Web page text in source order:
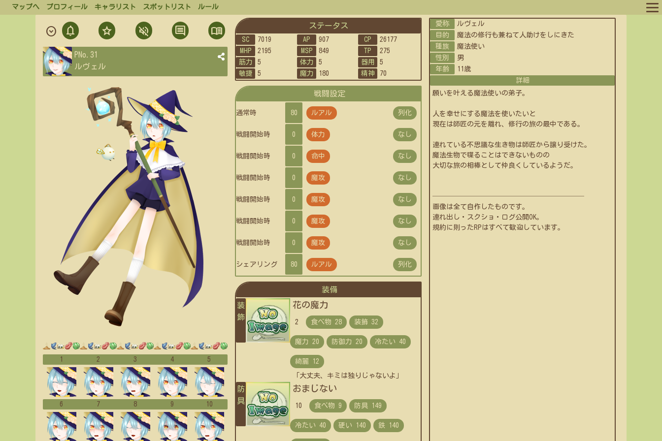
マップへ プロフィール キャラリスト スポットリスト ルール
ログイン
expand_circle_down notifications
通
知
star
フ
ロ
volume_off
ミ
comment
発
menu_book
結
果
PNo.31
ルヴェル
1 2 3 4 5
6 7 8 9 10
ステータス
SC 7019 AP 907 CP
26177
MHP
2195 MSP 849 TP
275
筋力
5 体力 5 器用
5
敏捷
5 魔力 180 精神 70
戦闘設定
通常時 80 ルアル 列化
戦闘開始時 0 体力 なし
戦闘開始時 0 命中 なし
戦闘開始時 0 魔攻 なし
戦闘開始時 0 魔攻 なし
戦闘開始時 0 魔攻 なし
戦闘開始時 0 魔攻 なし
シェアリング 80 ルアル 列化
装備
装
飾
花の魔力
2
「大丈夫、キミは独りじゃないよ」
防
具
おまじない
10
愛称
ルヴェル
目的
魔法の修行も兼ねて人助けをしにきた
種族
魔法使い
性別
男
年齢
11歳
詳細
願いを叶える魔法使いの弟子。
人を幸せにする魔法を使いたいと
現在は師匠の元を離れ、修行の旅の最中である。
連れている不思議な生き物は師匠から譲り受けた。
魔法生物で喋ることはできないものの
大切な旅の相棒として仲良くしているようだ。
──────────────────────
画像は全て自作したものです。
連れ出し・スクショ・ログ公開OK。
規約に則ったRPはすべて歓迎しています。